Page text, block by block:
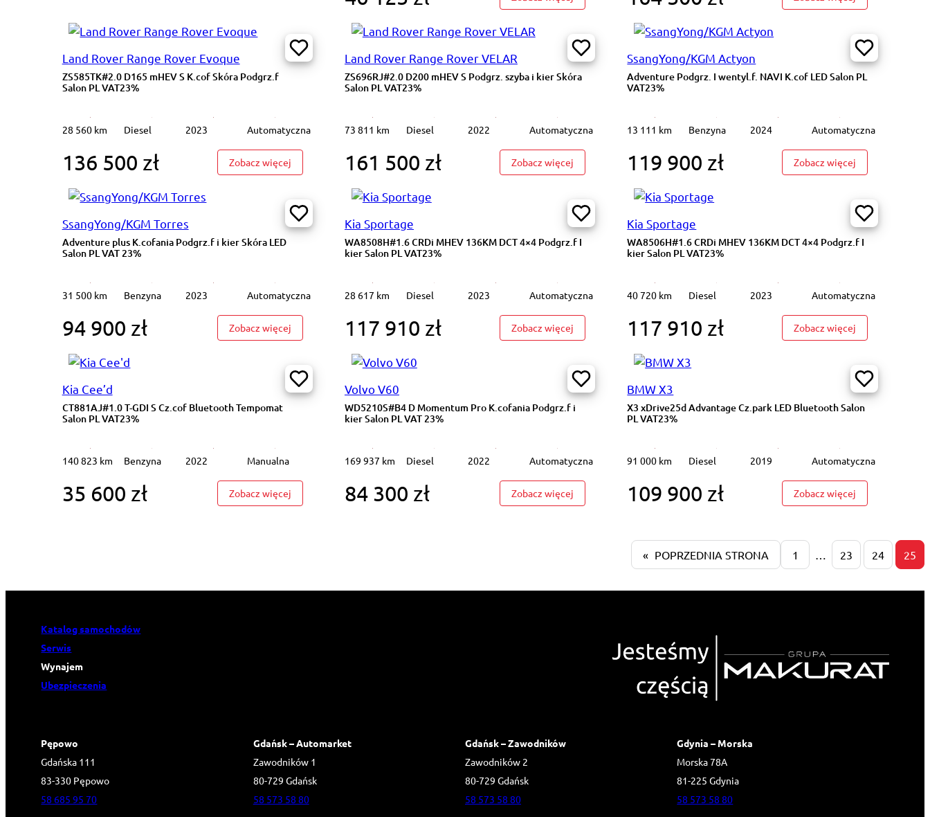
Land Rover Range Rover Evoque
ZS585TK#2.0 D165 mHEV S K.cof Skóra Podgrz.f
Salon PL VAT23%
28 560 km Diesel 2023 Automatyczna
136 500 zł Zobacz więcej: ZS585TK#2.0 D165 mHEV S K.cof Skóra Podgrz.f Salon PL VAT23%
Land Rover Range Rover VELAR
ZS696RJ#2.0 D200 mHEV S Podgrz. szyba i kier Skóra
Salon PL VAT23%
73 811 km Diesel 2022 Automatyczna
161 500 zł Zobacz więcej : ZS696RJ#2.0 D200 mHEV S Podgrz. szyba i kier Skóra Salon PL VAT23%
SsangYong/KGM Actyon
Adventure Podgrz. I wentyl.f. NAVI K.cof LED Salon PL
VAT23%
13 111 km Benzyna 2024 Automatyczna
119 900 zł Zobacz więcej
SsangYong/KGM Torres
Adventure plus K.cofania Podgrz.f i kier Skóra LED
Salon PL VAT 23%
31 500 km Benzyna 2023 Automatyczna
94 900 zł Zobacz więcej: Adventure plus K.cofania Podgrz.f i kier Skóra LED Salon PL VAT 23%
Kia Sportage
WA8508H#1.6 CRDi MHEV 136KM DCT 4×4 Podgrz.f I
kier Salon PL VAT23%
28 617 km Diesel 2023 Automatyczna
117 910 zł Zobacz więcej : WA8508H#1.6 CRDi MHEV 136KM DCT 4×4 Podgrz.f I kier Salon PL VAT23%
Kia Sportage
WA8506H#1.6 CRDi MHEV 136KM DCT 4×4 Podgrz.f I
kier Salon PL VAT23%
40 720 km Diesel 2023 Automatyczna
117 910 zł Zobacz więcej
Kia Cee’d
CT881AJ#1.0 T-GDI S Cz.cof Bluetooth Tempomat
Salon PL VAT23%
140 823 km Benzyna 2022 Manualna
35 600 zł Zobacz więcej: CT881AJ#1.0 T-GDI S Cz.cof Bluetooth Tempomat Salon PL VAT23%
Volvo V60
WD5210S#B4 D Momentum Pro K.cofania Podgrz.f i
kier Salon PL VAT 23%
169 937 km Diesel 2022 Automatyczna
84 300 zł Zobacz więcej : WD5210S#B4 D Momentum Pro K.cofania Podgrz.f i kier Salon PL VAT 23%
BMW X3
X3 xDrive25d Advantage Cz.park LED Bluetooth Salon
PL VAT23%
91 000 km Diesel 2019 Automatyczna
109 900 zł Zobacz więcej
« POPRZEDNIA STRONA 1 … 23 24 25
Katalog samochodów
Serwis
Wynajem
Ubezpieczenia
Pępowo
Gdańska 111
83-330 Pępowo
58 685 95 70
Gdańsk – Automarket
Zawodników 1
80-729 Gdańsk
58 573 58 80
Gdańsk – Zawodników
Zawodników 2
80-729 Gdańsk
58 573 58 80
Gdynia – Morska
Morska 78A
81-225 Gdynia
58 573 58 80